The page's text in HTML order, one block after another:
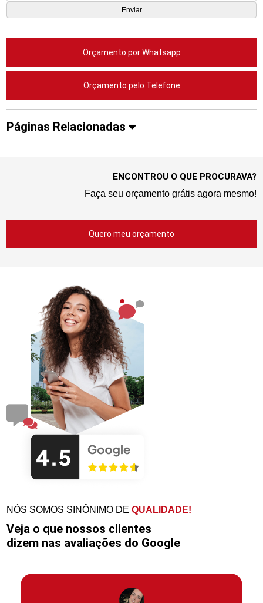
Orçamento por Whatsapp
Orçamento pelo Telefone
Páginas Relacionadas
ENCONTROU O QUE PROCURAVA?
Faça seu orçamento grátis agora mesmo!
Quero meu orçamento
NÓS SOMOS SINÔNIMO DEQUALIDADE!
Veja o que nossos clientes
dizem nas avaliações do Google